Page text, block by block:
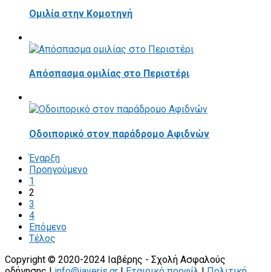
Ομιλία στην Κομοτηνή
Απόσπασμα ομιλίας στο Περιστέρι
Οδοιπορικό στον παράδρομο Αφιδνών
Έναρξη
Προηγούμενο
1
2
3
4
Επόμενο
Τέλος
Copyright © 2020-2024 Ιαβέρης - Σχολή Ασφαλούς